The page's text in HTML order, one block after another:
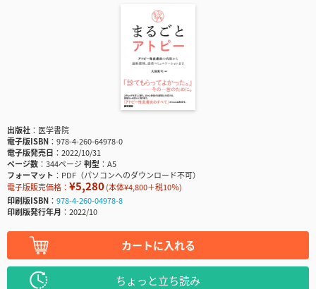
出版社
医学書院
電子版ISBN
978-4-260-64978-0
電子版発売日
2022/10/31
ページ数
344ページ判型
A5
フォーマット
PDF（パソコンへのダウンロード不可）
電子版販売価格： ¥5,280(本体¥4,800＋税10％)
印刷版ISBN
978-4-260-04978-8
印刷版発行年月
2022/10
カートに入れる
ちょっと立ち読み